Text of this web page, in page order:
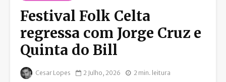
Festival Folk Celta
regressa com Jorge Cruz e
Quinta do Bill
Cesar Lopes 2 Julho, 2026 2 min. leitura